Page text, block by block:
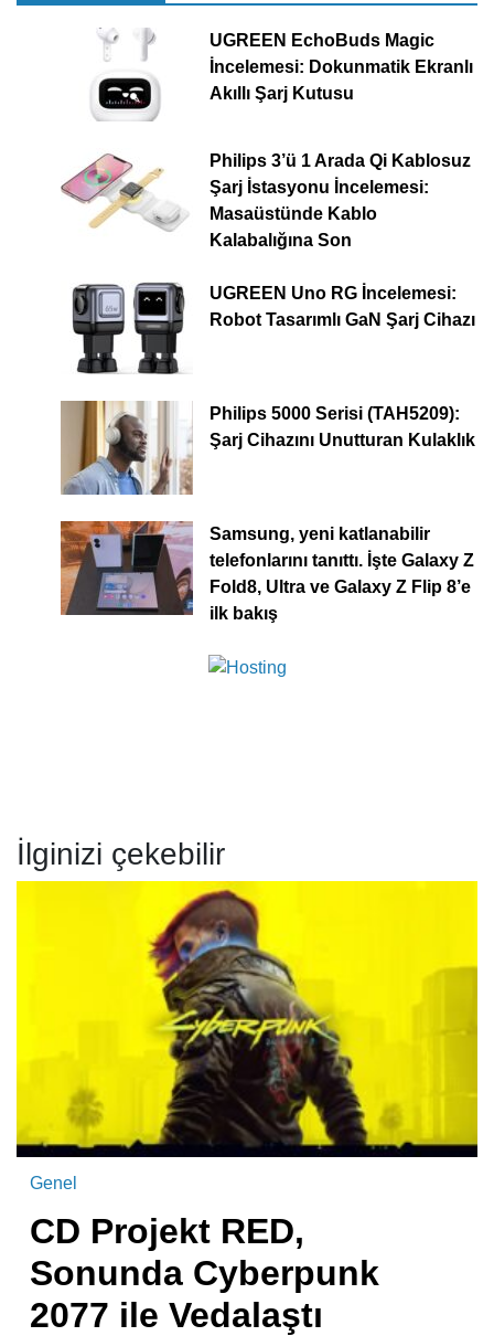
UGREEN EchoBuds Magic
İncelemesi: Dokunmatik Ekranlı
Akıllı Şarj Kutusu
Philips 3’ü 1 Arada Qi Kablosuz
Şarj İstasyonu İncelemesi:
Masaüstünde Kablo
Kalabalığına Son
UGREEN Uno RG İncelemesi:
Robot Tasarımlı GaN Şarj Cihazı
Philips 5000 Serisi (TAH5209):
Şarj Cihazını Unutturan Kulaklık
Samsung, yeni katlanabilir
telefonlarını tanıttı. İşte Galaxy Z
Fold8, Ultra ve Galaxy Z Flip 8’e
ilk bakış
İlginizi çekebilir
Genel
CD Projekt RED,
Sonunda Cyberpunk
2077 ile Vedalaştı